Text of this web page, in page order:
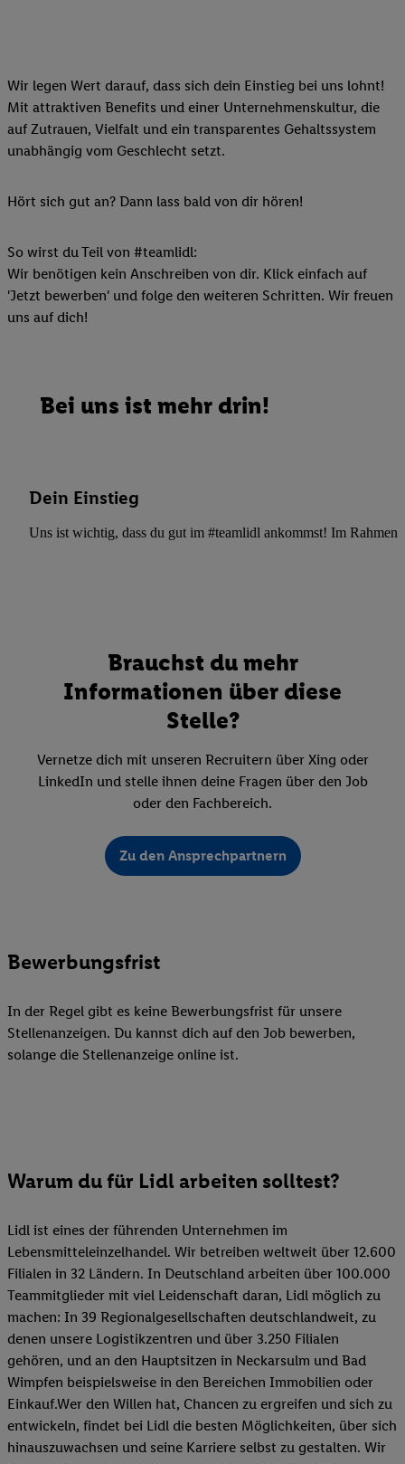
Wir legen Wert darauf, dass sich dein Einstieg bei uns lohnt!
Mit attraktiven Benefits und einer Unternehmenskultur, die
auf Zutrauen, Vielfalt und ein transparentes Gehaltssystem
unabhängig vom Geschlecht setzt.
Hört sich gut an? Dann lass bald von dir hören!
So wirst du Teil von #teamlidl:
Wir benötigen kein Anschreiben von dir. Klick einfach auf
'Jetzt bewerben' und folge den weiteren Schritten. Wir freuen
uns auf dich!
Bei uns ist mehr drin!
Dein Einstieg
Uns ist wichtig, dass du gut im #teamlidl ankommst! Im Rahmen
Brauchst du mehr
Informationen über diese
Stelle?
Vernetze dich mit unseren Recruitern über Xing oder
LinkedIn und stelle ihnen deine Fragen über den Job
oder den Fachbereich.
Zu den Ansprechpartnern
Bewerbungsfrist
In der Regel gibt es keine Bewerbungsfrist für unsere
Stellenanzeigen. Du kannst dich auf den Job bewerben,
solange die Stellenanzeige online ist.
Warum du für Lidl arbeiten solltest?
Lidl ist eines der führenden Unternehmen im
Lebensmitteleinzelhandel. Wir betreiben weltweit über 12.600
Filialen in 32 Ländern. In Deutschland arbeiten über 100.000
Teammitglieder mit viel Leidenschaft daran, Lidl möglich zu
machen: In 39 Regionalgesellschaften deutschlandweit, zu
denen unsere Logistikzentren und über 3.250 Filialen
gehören, und an den Hauptsitzen in Neckarsulm und Bad
Wimpfen beispielsweise in den Bereichen Immobilien oder
Einkauf.Wer den Willen hat, Chancen zu ergreifen und sich zu
entwickeln, findet bei Lidl die besten Möglichkeiten, über sich
hinauszuwachsen und seine Karriere selbst zu gestalten. Wir